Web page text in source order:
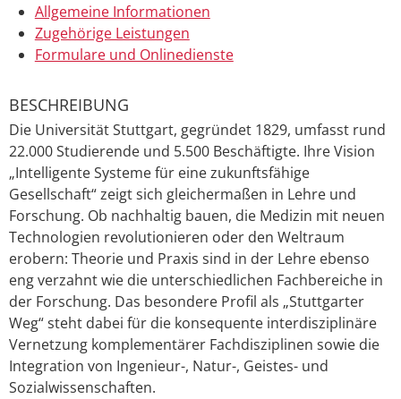
Allgemeine Informationen
Zugehörige Leistungen
Formulare und Onlinedienste
BESCHREIBUNG
Die Universität Stuttgart, gegründet 1829, umfasst rund
22.000 Studierende und 5.500 Beschäftigte. Ihre Vision
„Intelligente Systeme für eine zukunftsfähige
Gesellschaft“ zeigt sich gleichermaßen in Lehre und
Forschung. Ob nachhaltig bauen, die Medizin mit neuen
Technologien revolutionieren oder den Weltraum
erobern: Theorie und Praxis sind in der Lehre ebenso
eng verzahnt wie die unterschiedlichen Fachbereiche in
der Forschung. Das besondere Profil als „Stuttgarter
Weg“ steht dabei für die konsequente interdisziplinäre
Vernetzung komplementärer Fachdisziplinen sowie die
Integration von Ingenieur-, Natur-, Geistes- und
Sozialwissenschaften.